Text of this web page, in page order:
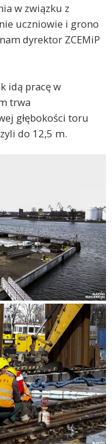
w związku z
uczniowie i grono
dyrektor ZCEMiP
idą pracę w
trwa
głębokości toru
do 12,5 m.